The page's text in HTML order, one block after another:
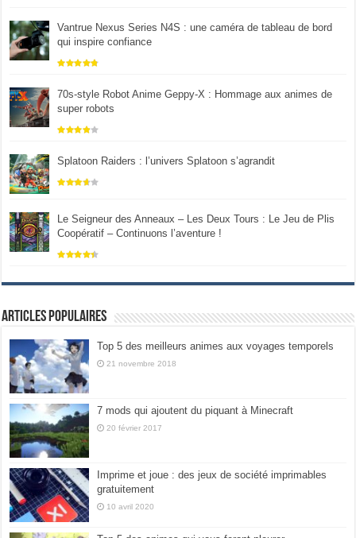
Vantrue Nexus Series N4S : une caméra de tableau de bord
qui inspire confiance
70s-style Robot Anime Geppy-X : Hommage aux animes de
super robots
Splatoon Raiders : l’univers Splatoon s’agrandit
Le Seigneur des Anneaux – Les Deux Tours : Le Jeu de Plis
Coopératif – Continuons l’aventure !
Articles populaires
Top 5 des meilleurs animes aux voyages temporels
21 novembre 2018
7 mods qui ajoutent du piquant à Minecraft
20 février 2017
Imprime et joue : des jeux de société imprimables
gratuitement
10 avril 2020